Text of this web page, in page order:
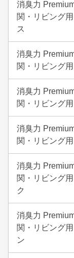
消臭力
関・リビング
ス
消臭力
関・リビング
消臭力
関・リビング
消臭力
関・リビング
消臭力
関・リビング
ク
消臭力
関・リビング
ン